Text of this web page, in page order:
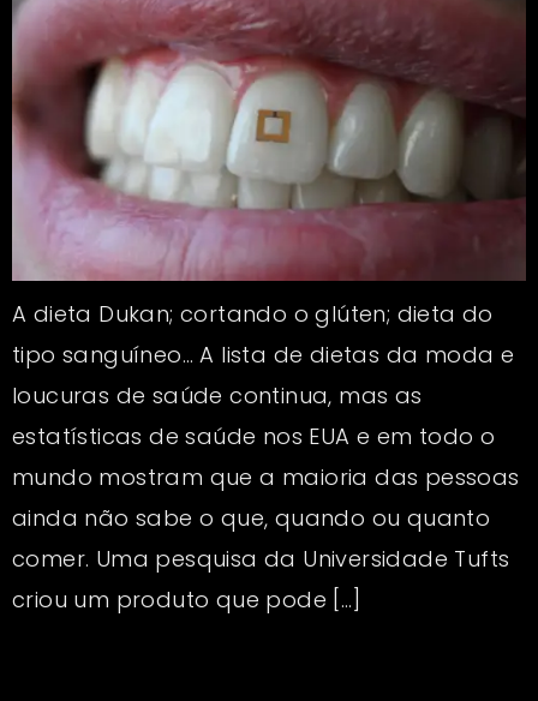
A dieta Dukan; cortando o glúten; dieta do
tipo sanguíneo… A lista de dietas da moda e
loucuras de saúde continua, mas as
estatísticas de saúde nos EUA e em todo o
mundo mostram que a maioria das pessoas
ainda não sabe o que, quando ou quanto
comer. Uma pesquisa da Universidade Tufts
criou um produto que pode […]